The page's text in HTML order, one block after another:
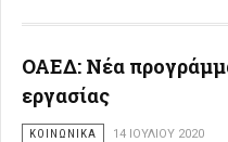
ΟΑΕΔ: Νέα
εργασίας
ΚΟΙΝΩΝΙΚΑ 14 ΙΟΥΛΊΟΥ 2020